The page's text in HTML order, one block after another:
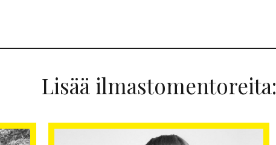
Lisää ilmastomentoreita: